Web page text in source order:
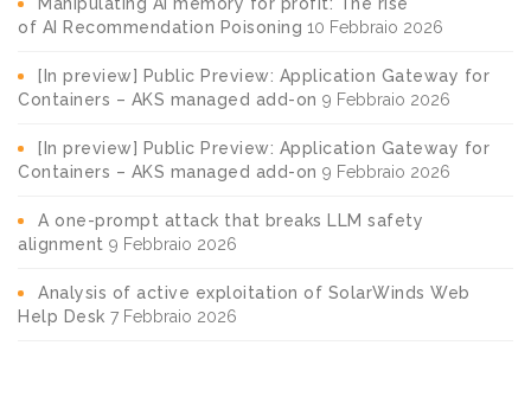
of AI Recommendation Poisoning 10 Febbraio 2026
[In preview] Public Preview: Application Gateway for
Containers – AKS managed add-on 9 Febbraio 2026
[In preview] Public Preview: Application Gateway for
Containers – AKS managed add-on 9 Febbraio 2026
A one-prompt attack that breaks LLM safety
alignment 9 Febbraio 2026
Analysis of active exploitation of SolarWinds Web
Help Desk 7 Febbraio 2026